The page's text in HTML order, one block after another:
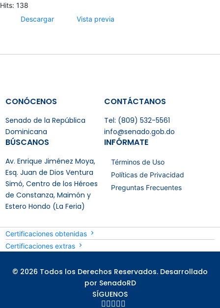
Hits: 138
Descargar
Vista previa
CONÓCENOS
Senado de la República
Dominicana
CONTÁCTANOS
Tel: (809) 532-5561
info@senado.gob.do
BÚSCANOS
Av. Enrique Jiménez Moya,
Esq. Juan de Dios Ventura
Simó, Centro de los Héroes
de Constanza, Maimón y
Estero Hondo (La Feria)
INFÓRMATE
Términos de Uso
Políticas de Privacidad
Preguntas Frecuentes
Certificaciones obtenidas
Certificaciones extras
© 2026 Todos los Derechos Reservados. Desarrollado
por SenadoRD
SÍGUENOS
    